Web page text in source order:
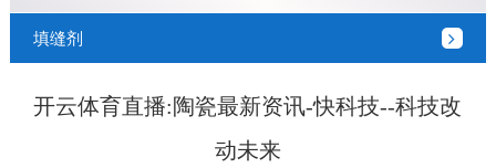
填缝剂
开云体育直播:陶瓷最新资讯-快科技--科技改
动未来